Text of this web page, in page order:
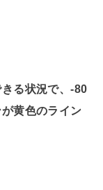
きる状況で、-80
黄色のライン